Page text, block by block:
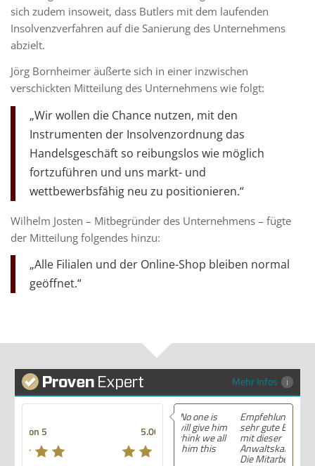
sich zudem insoweit, dass Butlers mit dem laufenden
Insolvenzverfahren auf die Sanierung des Unternehmens
abzielt.
Jörg Bornheimer äußerte sich in einer inzwischen
verschickten Mitteilung des Unternehmens wie folgt:
„Wir wollen die Chance nutzen, mit den
Instrumenten der Insolvenzordnung das
Handelsgeschäft so reibungslos wie möglich
fortzuführen und uns markt- und
wettbewerbsfähig neu zu positionieren.“
Wilhelm Josten – Mitbegründer des Unternehmens – fügte
der Mitteilung folgendes hinzu:
„Alle Filialen und der Online-Shop bleiben normal
geöffnet.“
Mehr Infos
Empfehlung! Ich habe
sehr gute Erfahrungen
mit dieser
Anwaltskanzlei gemacht.
Die Mitarbeiter waren